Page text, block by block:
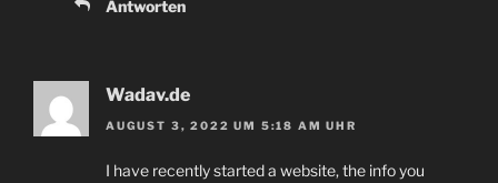
Antworten
Wadav.de
AUGUST 3, 2022 UM 5:18 AM UHR
I have recently started a website, the info you